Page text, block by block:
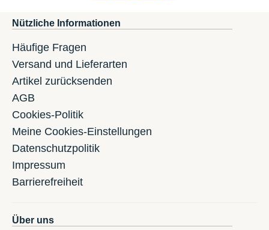
Nützliche Informationen
Häufige Fragen
Versand und Lieferarten
Artikel zurücksenden
AGB
Cookies-Politik
Meine Cookies-Einstellungen
Datenschutzpolitik
Impressum
Barrierefreiheit
Über uns